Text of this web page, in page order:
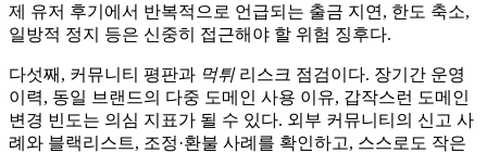
제 유저 후기에서 반복적으로 언급되는 출금 지연, 한도 축소,
일방적 정지 등은 신중히 접근해야 할 위험 징후다.
다섯째, 커뮤니티 평판과 먹튀리스크 점검이다. 장기간 운영
이력, 동일 브랜드의 다중 도메인 사용 이유, 갑작스런 도메인
변경 빈도는 의심 지표가 될 수 있다. 외부 커뮤니티의 신고 사
례와 블랙리스트, 조정·환불 사례를 확인하고, 스스로도 작은